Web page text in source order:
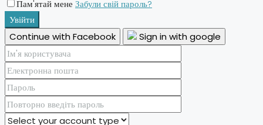
Пам'ятай мене Забули свій пароль?
Увійти
Continue with Facebook
Sign in with google